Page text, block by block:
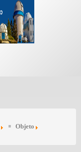
Objeto